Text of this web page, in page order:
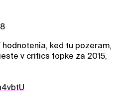
hodnotenia, ked tu pozeram,
v critics topke za 2015,